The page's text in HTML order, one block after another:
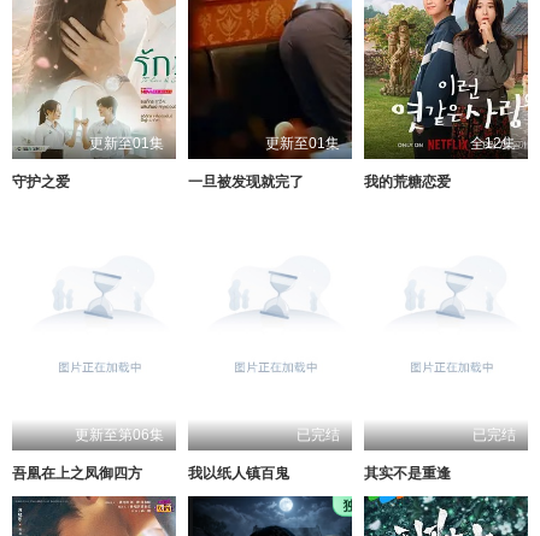
更新至01集
守护之爱
更新至01集
一旦被发现就完了
全12集
我的荒糖恋爱
更新至第06集
吾凰在上之凤御四方
已完结
我以纸人镇百鬼
已完结
其实不是重逢